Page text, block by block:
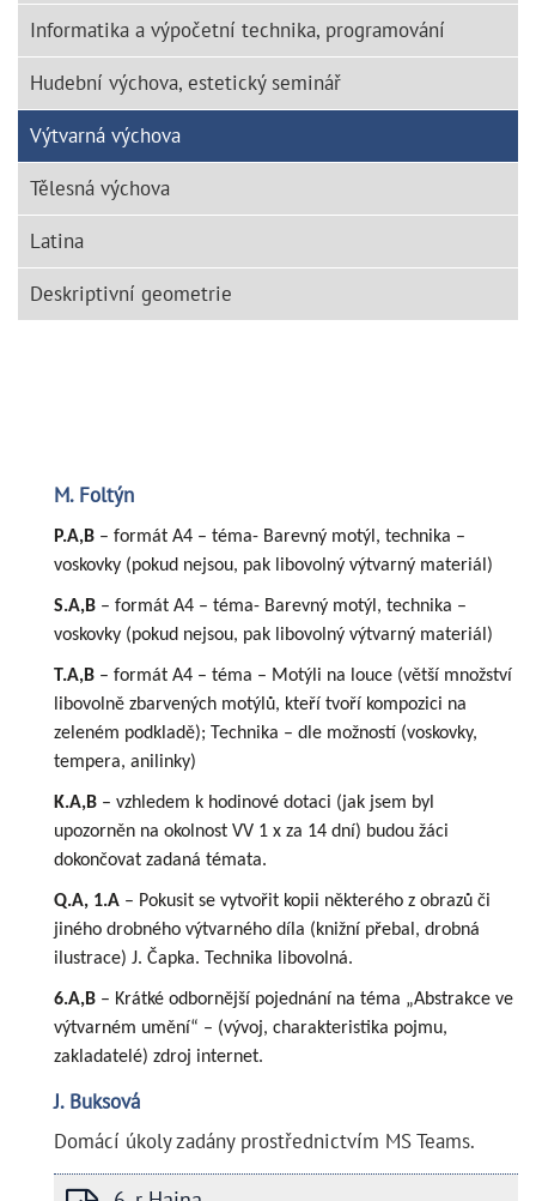
Informatika a výpočetní technika, programování
Hudební výchova, estetický seminář
Výtvarná výchova
Tělesná výchova
Latina
Deskriptivní geometrie
M. Foltýn
P.A,B – formát A4 – téma- Barevný motýl, technika –
voskovky (pokud nejsou, pak libovolný výtvarný materiál)
S.A,B – formát A4 – téma- Barevný motýl, technika –
voskovky (pokud nejsou, pak libovolný výtvarný materiál)
T.A,B – formát A4 – téma – Motýli na louce (větší množství
libovolně zbarvených motýlů, kteří tvoří kompozici na
zeleném podkladě); Technika – dle možností (voskovky,
tempera, anilinky)
K.A,B – vzhledem k hodinové dotaci (jak jsem byl
upozorněn na okolnost VV 1 x za 14 dní) budou žáci
dokončovat zadaná témata.
Q.A, 1.A – Pokusit se vytvořit kopii některého z obrazů či
jiného drobného výtvarného díla (knižní přebal, drobná
ilustrace) J. Čapka. Technika libovolná.
6.A,B – Krátké odbornější pojednání na téma „Abstrakce ve
výtvarném umění“ – (vývoj, charakteristika pojmu,
zakladatelé) zdroj internet.
J. Buksová
Domácí úkoly zadány prostřednictvím MS Teams.